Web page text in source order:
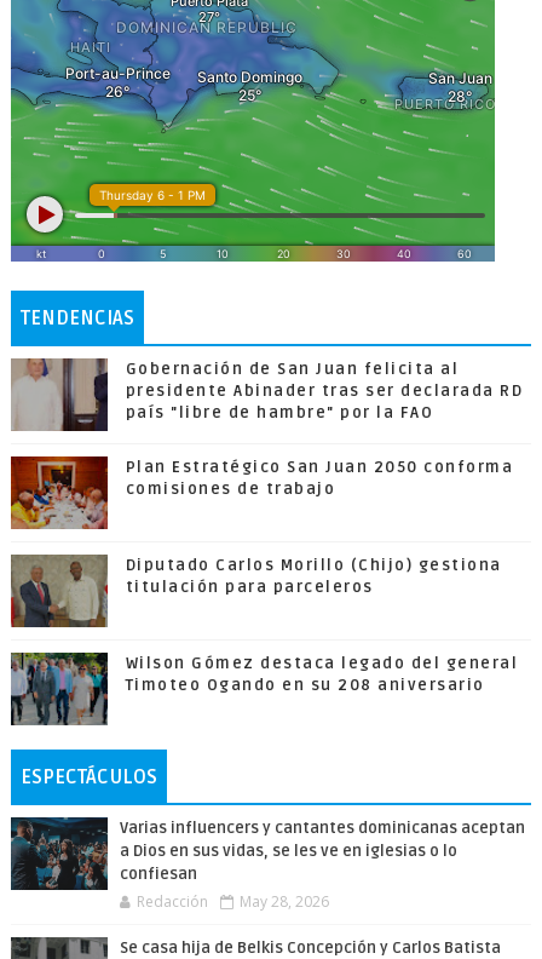
TENDENCIAS
Gobernación de San Juan felicita al
presidente Abinader tras ser declarada RD
país "libre de hambre" por la FAO
Plan Estratégico San Juan 2050 conforma
comisiones de trabajo
Diputado Carlos Morillo (Chijo) gestiona
titulación para parceleros
Wilson Gómez destaca legado del general
Timoteo Ogando en su 208 aniversario
ESPECTÁCULOS
Varias influencers y cantantes dominicanas aceptan
a Dios en sus vidas, se les ve en iglesias o lo
confiesan
Redacción May 28, 2026
Se casa hija de Belkis Concepción y Carlos Batista